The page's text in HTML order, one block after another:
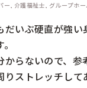
ー, 介護福祉士, グループホ
だいぶ硬直が強い
からないので、
りストレッチして